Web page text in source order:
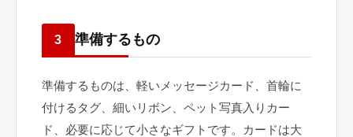
3 準備するもの
準備するものは、軽いメッセージカード、首輪に
付けるタグ、細いリボン、ペット写真入りカー
ド、必要に応じて小さなギフトです。カードは大